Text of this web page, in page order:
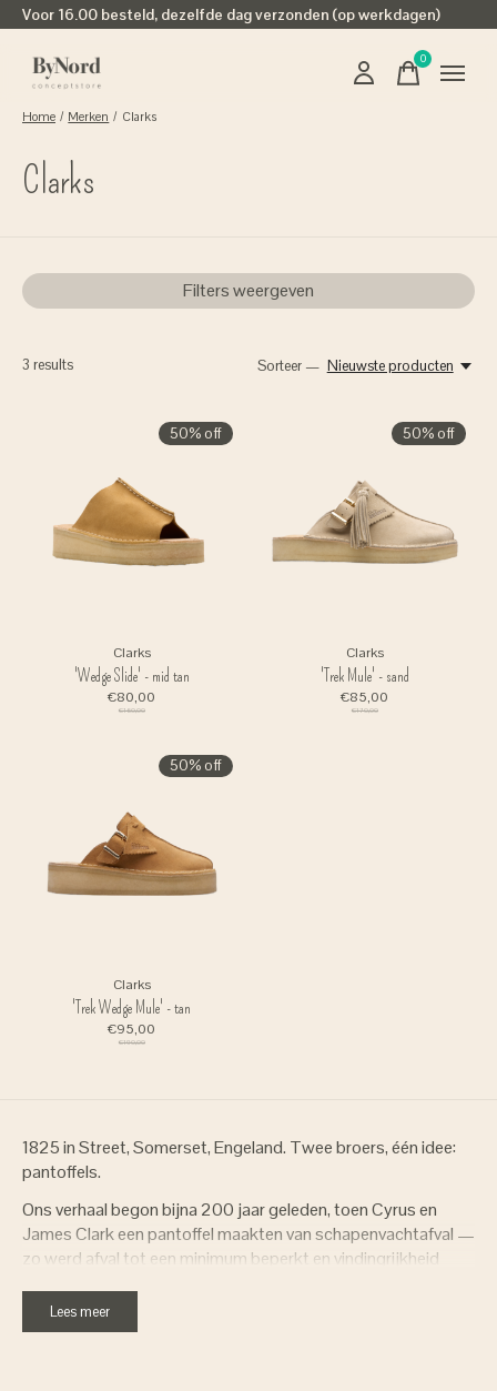
Voor 16.00 besteld, dezelfde dag verzonden (op werkdagen)
0items
Home / Merken / Clarks
Clarks
Filters weergeven
3 results Sorteer — Nieuwste producten
50% off
Clarks
'Wedge Slide' - mid tan
€80,00
€160,00
50% off
Clarks
'Trek Mule' - sand
€85,00
€170,00
50% off
Clarks
'Trek Wedge Mule' - tan
€95,00
€190,00
1825 in Street, Somerset, Engeland. Twee broers, één idee:
pantoffels.
Ons verhaal begon bijna 200 jaar geleden, toen Cyrus en
James Clark een pantoffel maakten van schapenvachtafval —
zo werd afval tot een minimum beperkt en vindingrijkheid
innovatie, nauwgezetheid en vakmanschap — kernwaarden
die ons toen en nu onderscheiden.
Lees meer